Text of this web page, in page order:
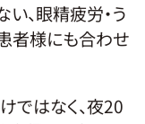
、眼精疲労・う
者様にも合わせ
ではなく、夜20